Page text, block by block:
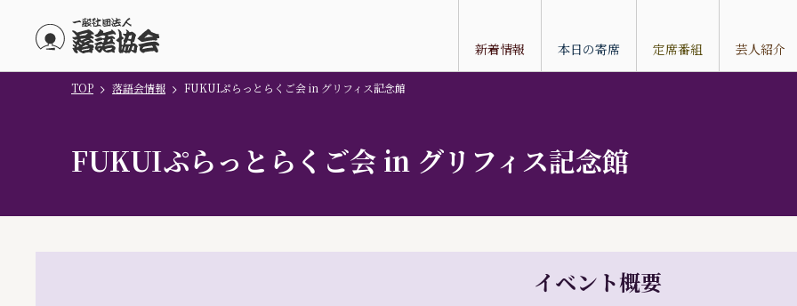
新着情報 本日の寄席 定席番組 芸人紹介
TOP 落語会情報 FUKUIぷらっとらくご会 in グリフィス記念館
FUKUIぷらっとらくご会 in グリフィス記念館
イベント概要